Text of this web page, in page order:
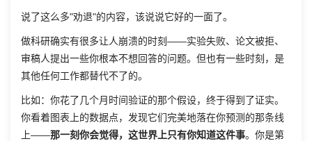
说了这么多"劝退"的内容，该说说它好的一面了。
做科研确实有很多让人崩溃的时刻——实验失败、论文被拒、
审稿人提出一些你根本不想回答的问题。但也有一些时刻，是
其他任何工作都替代不了的。
比如：你花了几个月时间验证的那个假设，终于得到了证实。
你看着图表上的数据点，发现它们完美地落在你预测的那条线
上——那一刻你会觉得，这世界上只有你知道这件事。你是第